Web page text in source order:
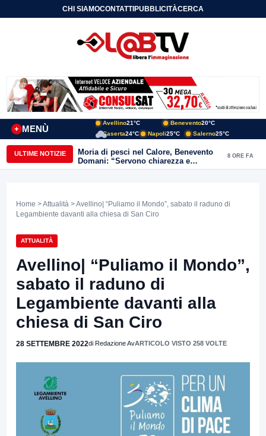
CHI SIAMOCONTATTIPUBBLICITÀCERCA
MENÙ
+
Avellino21°C Benevento20°C
Caserta24°C Napoli25°C Salerno25°C
ULTIME NOTIZIE
Moria di pesci nel Calore, Benevento
Domani: “Servono chiarezza e
approfondimenti sulla gestione
8 ORE FA
Home >Attualità > Avellino| “Puliamo il Mondo”, sabato il raduno di
Legambiente davanti alla chiesa di San Ciro
ATTUALITÀ
Avellino| “Puliamo il Mondo”,
sabato il raduno di
Legambiente davanti alla
chiesa di San Ciro
28 SETTEMBRE 2022di Redazione AvARTICOLO VISTO 258 VOLTE